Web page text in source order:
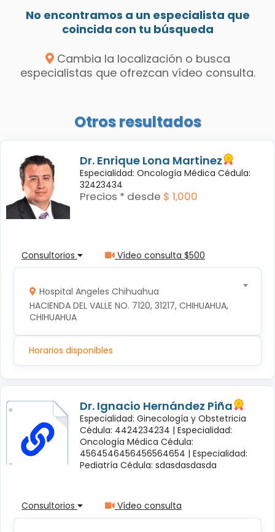
No encontramos a un especialista que
coincida con tu búsqueda
Cambia la localización o busca
especialistas que ofrezcan vídeo consulta.
Otros resultados
Dr. Enrique Lona Martinez
Especialidad: Oncología Médica Cédula:
32423434
Precios * desde $ 1,000
Consultorios Vídeo consulta $500
Hospital Angeles Chihuahua
HACIENDA DEL VALLE NO. 7120, 31217, CHIHUAHUA,
CHIHUAHUA
Horarios disponibles
Dr. Ignacio Hernández Piña
Especialidad: Ginecología y Obstetricia
Cédula: 4424234234 | Especialidad:
Oncología Médica Cédula:
4564546456456564654 | Especialidad:
Pediatría Cédula: sdasdasdasda
Consultorios Vídeo consulta